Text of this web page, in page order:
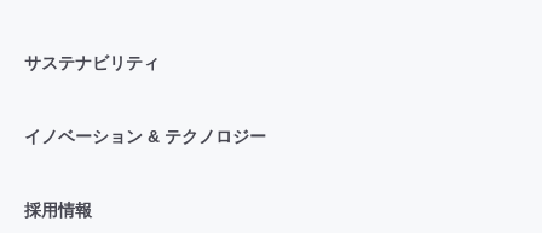
サステナビリティ
イノベーション & テクノロジー
採用情報